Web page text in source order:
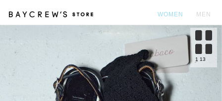
WOMEN MEN
1 13